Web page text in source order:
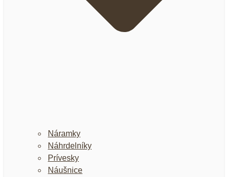
Náramky
Náhrdelníky
Prívesky
Náušnice